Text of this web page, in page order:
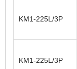
KM1-225L/3P
KM1-225L/3P